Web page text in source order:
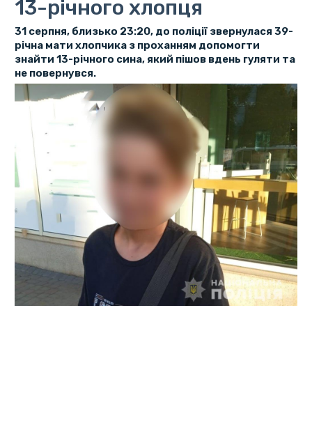
13-річного хлопця
31 серпня, близько 23:20, до поліції звернулася 39-
річна мати хлопчика з проханням допомогти
знайти 13-річного сина, який пішов вдень гуляти та
не повернувся.